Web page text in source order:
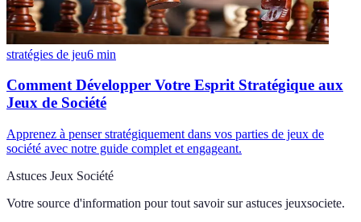
stratégies de jeu6 min
Comment Développer Votre Esprit Stratégique aux
Jeux de Société
Apprenez à penser stratégiquement dans vos parties de jeux de
société avec notre guide complet et engageant.
Astuces Jeux Société
Votre source d'information pour tout savoir sur astuces jeuxsociete.